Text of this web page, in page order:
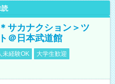
読
サカナクション＞ツ
＠日本武道館
未経験OK
大学生歓迎